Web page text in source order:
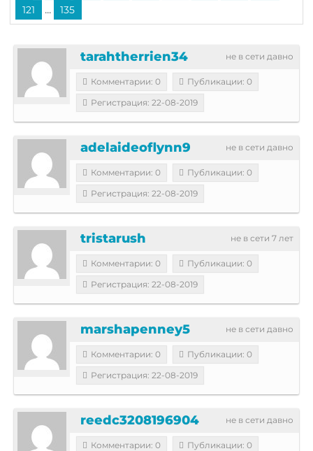
121
... 135
не в сети давно
tarahtherrien34
Комментарии: 0
Публикации: 0
Регистрация: 22-08-2019
не в сети давно
adelaideoflynn9
Комментарии: 0
Публикации: 0
Регистрация: 22-08-2019
не в сети 7 лет
tristarush
Комментарии: 0
Публикации: 0
Регистрация: 22-08-2019
не в сети давно
marshapenney5
Комментарии: 0
Публикации: 0
Регистрация: 22-08-2019
не в сети давно
reedc3208196904
Комментарии: 0
Публикации: 0